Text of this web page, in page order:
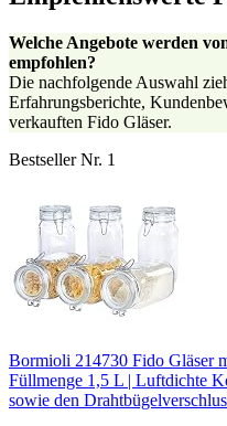
Welche Angebote werden
empfohlen?
Die nachfolgende Auswahl
Erfahrungsberichte,
verkauften Fido Gläser.
Bestseller Nr. 1
Bormioli 214730 Fido Gläser
Füllmenge 1,5 L | Luftdichte
sowie den